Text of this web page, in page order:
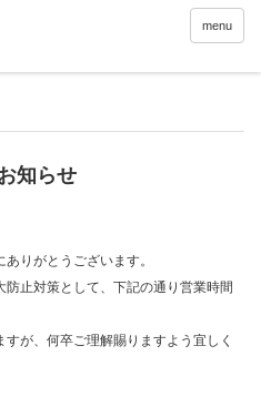
menu
知らせ
りがとうございます。
止対策として、下記の通り営業時間
が、何卒ご理解賜りますよう宜しく